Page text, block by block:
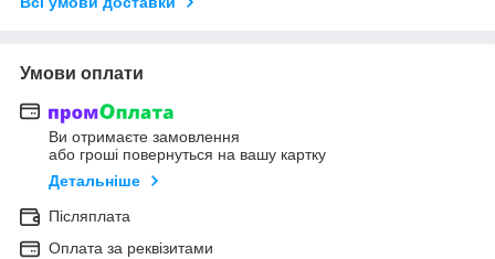
Умови оплати
Ви отримаєте замовлення
або гроші повернуться на вашу картку
Детальніше
Післяплата
Оплата за реквізитами